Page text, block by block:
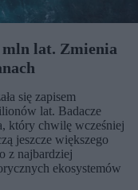
mln lat. Zmienia
się zapisem
lat. Badacze
który chwilę wcześniej
jeszcze większego
z najbardziej
ekosystemów